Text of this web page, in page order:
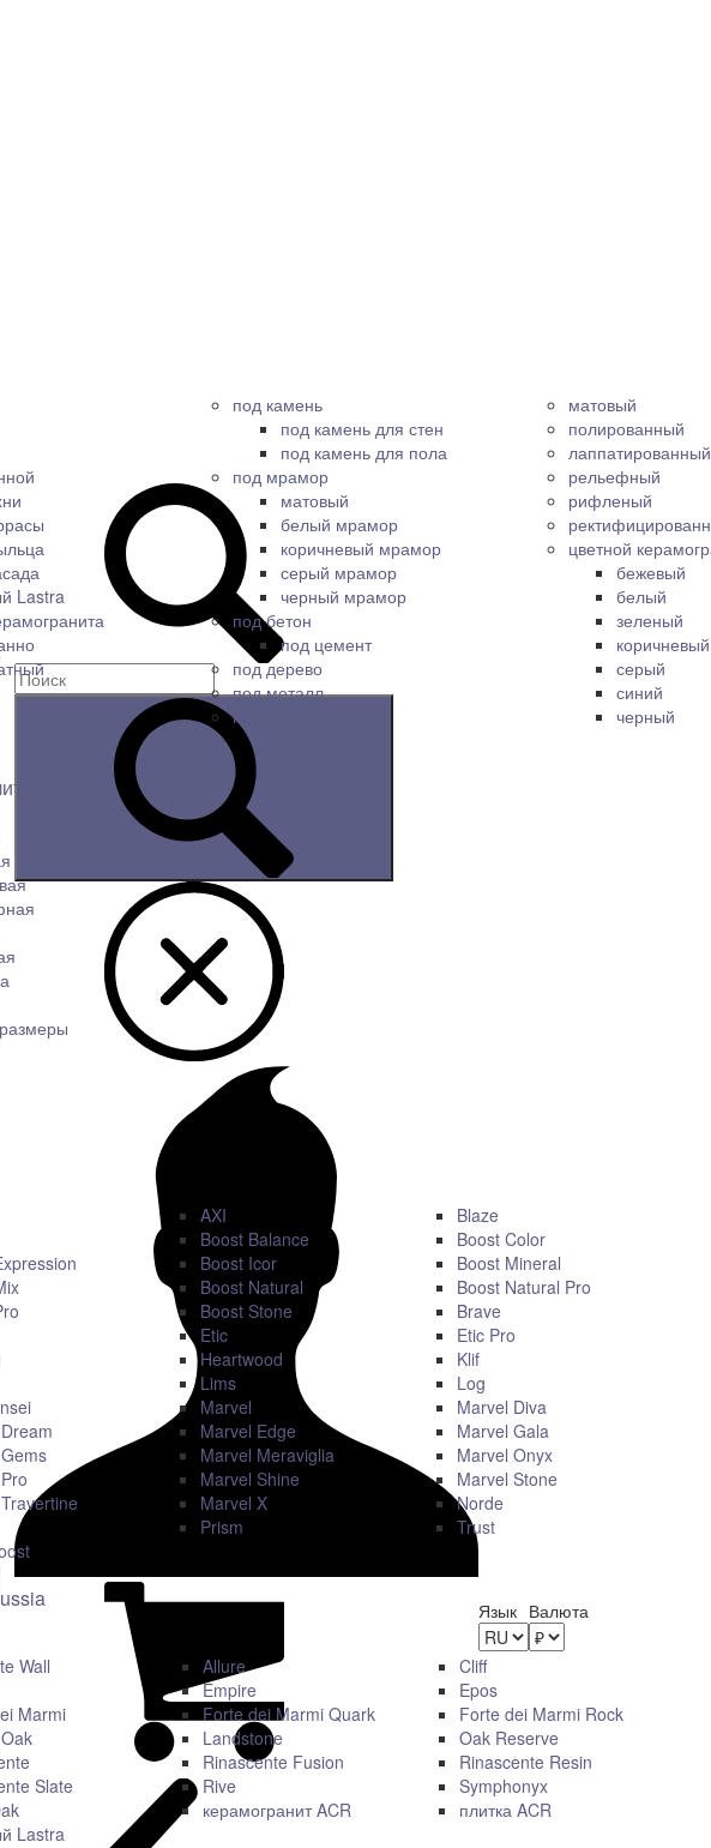
Lastra
под камень
под камень для стен
под камень для пола
под мрамор
матовый
белый мрамор
коричневый мрамор
серый мрамор
черный мрамор
под бетон
под цемент
под дерево
под металл
под паркет
матовый
полированный
лаппатированный
рельефный
рифленый
цветной
бежевый
белый
зеленый
коричневый
серый
синий
черный
AXI
Boost Balance
Boost Icor
Boost Natural
Boost Stone
Etic
Heartwood
Lims
Marvel
Marvel Edge
Marvel Meraviglia
Marvel Shine
Marvel X
Prism
Blaze
Boost Color
Boost Mineral
Boost Natural Pro
Brave
Etic Pro
Klif
Log
Marvel Diva
Marvel Gala
Marvel Onyx
Marvel Stone
Norde
Trust
Wall
Marmi
Slate
Lastra
Allure
Empire
Forte dei Marmi Quark
Landstone
Rinascente Fusion
Rive
керамогранит ACR
Cliff
Epos
Forte dei Marmi Rock
Oak Reserve
Rinascente Resin
Symphonyx
плитка ACR
Язык Валюта